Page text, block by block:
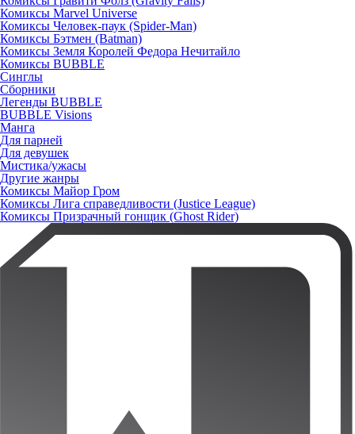
Комиксы Marvel Universe
Комиксы Человек-паук (Spider-Man)
Комиксы Бэтмен (Batman)
Комиксы Земля Королей Федора Нечитайло
Комиксы BUBBLE
Синглы
Сборники
Легенды BUBBLE
BUBBLE Visions
Манга
Для парней
Для девушек
Мистика/ужасы
Другие жанры
Комиксы Майор Гром
Комиксы Лига справедливости (Justice League)
Комиксы Призрачный гонщик (Ghost Rider)